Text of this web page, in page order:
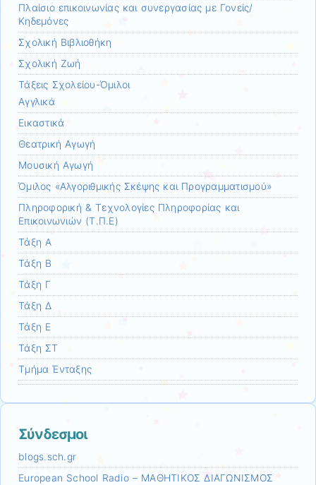
Πλαίσιο επικοινωνίας και συνεργασίας με Γονείς/
Κηδεμόνες
Σχολική Βιβλιοθήκη
Σχολική Ζωή
Τάξεις Σχολείου-Όμιλοι
Αγγλικά
Εικαστικά
Θεατρική Αγωγή
Μουσική Αγωγή
Όμιλος «Αλγοριθμικής Σκέψης και Προγραμματισμού»
Πληροφορική & Τεχνολογίες Πληροφορίας και
Επικοινωνιών (Τ.Π.Ε)
Τάξη Α
Τάξη Β
Τάξη Γ
Τάξη Δ
Τάξη Ε
Τάξη ΣΤ
Τμήμα Ένταξης
Σύνδεσμοι
blogs.sch.gr
European School Radio – ΜΑΘΗΤΙΚΟΣ ΔΙΑΓΩΝΙΣΜΟΣ